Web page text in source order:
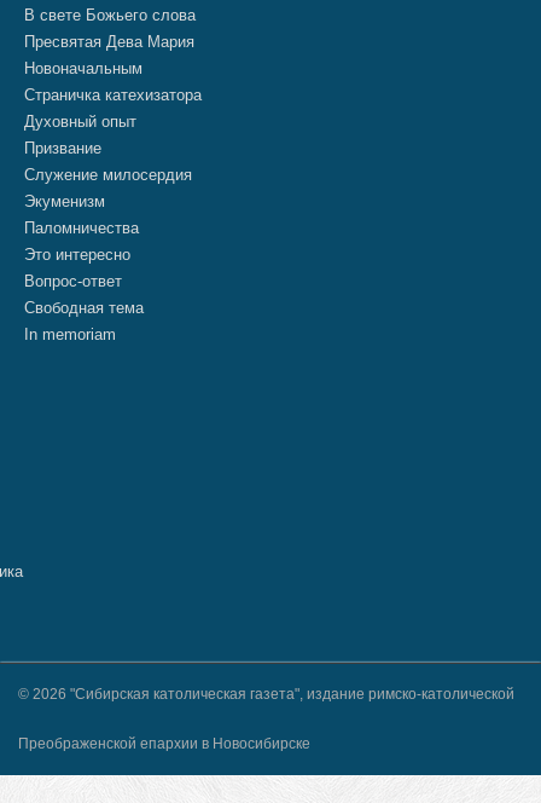
В свете Божьего слова
Пресвятая Дева Мария
Новоначальным
Страничка катехизатора
Духовный опыт
Призвание
Служение милосердия
Экуменизм
Паломничества
Это интересно
Вопрос-ответ
Свободная тема
In memoriam
© 2026 "Сибирская католическая газета", издание римско-католической
Преображенской епархии в Новосибирске